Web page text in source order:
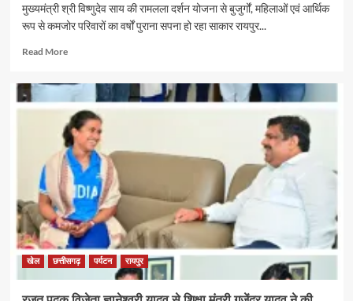
मुख्यमंत्री श्री विष्णुदेव साय की रामलला दर्शन योजना से बुजुर्गों, महिलाओं एवं आर्थिक
रूप से कमजोर परिवारों का वर्षों पुराना सपना हो रहा साकार रायपुर...
Read MoreRead
पर्यटन
एवं
संस्कृति
मंत्री
श्री
राजेश
अग्रवाल
की
पहल
से
सरगुजा
संभाग
खेल छत्तीसगढ़ पर्यटन रायपुर